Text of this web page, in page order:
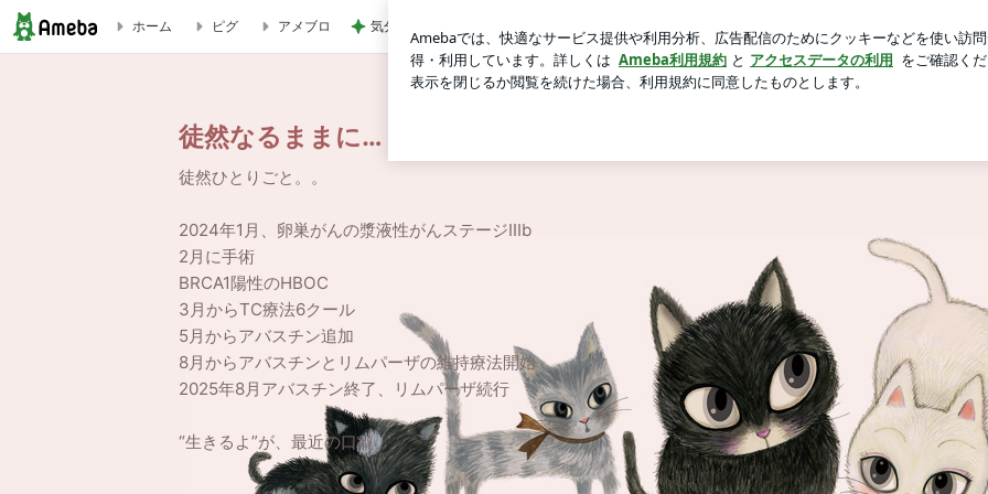
ホーム ピグ アメブロ 気分で使い分ける4本のお気に入り
徒然なるままに…
徒然ひとりごと。。
2024年1月、卵巣がんの漿液性がんステージⅢb
2月に手術
BRCA1陽性のHBOC
3月からTC療法6クール
5月からアバスチン追加
8月からアバスチンとリムパーザの維持療法開始
2025年8月アバスチン終了、リムパーザ続行
“生きるよ”が、最近の口癖